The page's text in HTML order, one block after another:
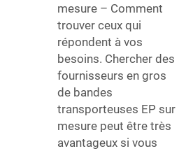
mesure – Comment
trouver ceux qui
répondent à vos
besoins. Chercher des
fournisseurs en gros
de bandes
transporteuses EP sur
mesure peut être très
avantageux si vous